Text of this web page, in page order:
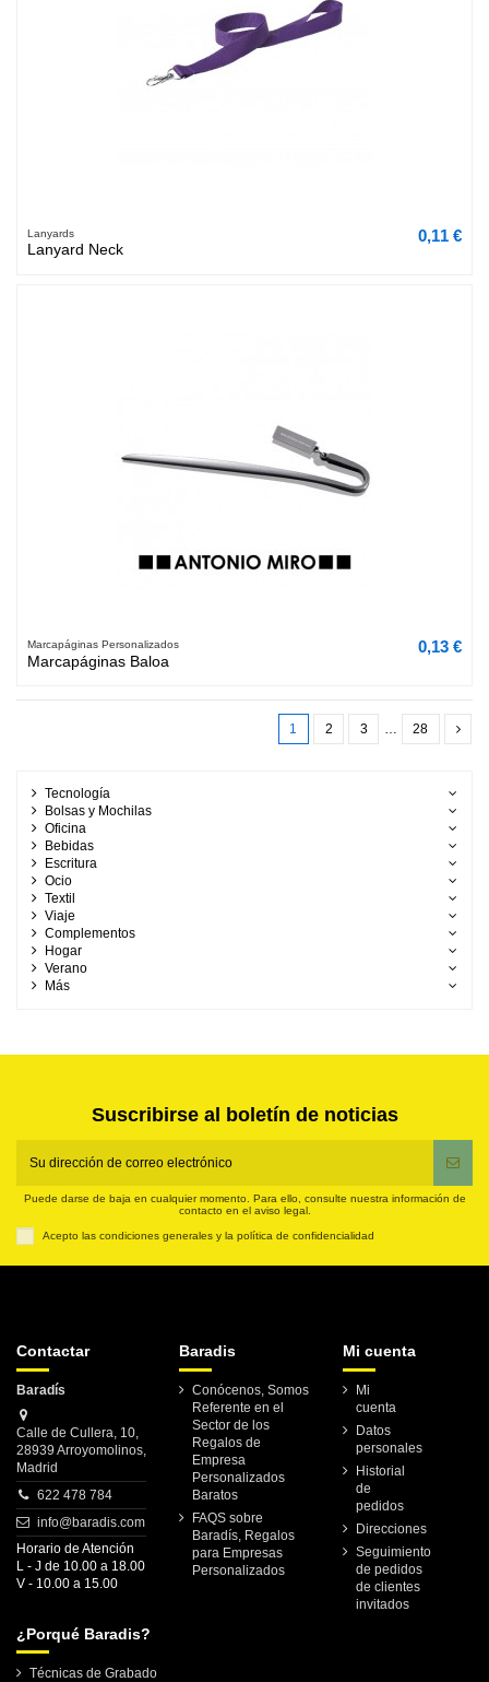
Lanyards
Lanyard Neck
0,11 €
Marcapáginas Personalizados
Marcapáginas Baloa
0,13 €
1 2 3 28
Tecnología
Bolsas y Mochilas
Oficina
Bebidas
Escritura
Ocio
Textil
Viaje
Complementos
Hogar
Verano
Más
Suscribirse al boletín de noticias
Puede darse de baja en cualquier momento. Para ello, consulte nuestra información de
contacto en el aviso legal.
Acepto las condiciones generales y la política de confidencialidad
Contactar
Baradís
Calle de Cullera, 10,
28939 Arroyomolinos,
Madrid
622 478 784
info@baradis.com
Horario de Atención
L - J de 10.00 a 18.00
V - 10.00 a 15.00
Baradis
Conócenos, Somos
Referente en el
Sector de los
Regalos de
Empresa
Personalizados
Baratos
FAQS sobre
Baradís, Regalos
para Empresas
Personalizados
Mi cuenta
Mi
cuenta
Datos
personales
Historial
de
pedidos
Direcciones
Seguimiento
de pedidos
de clientes
invitados
¿Porqué Baradis?
Técnicas de Grabado